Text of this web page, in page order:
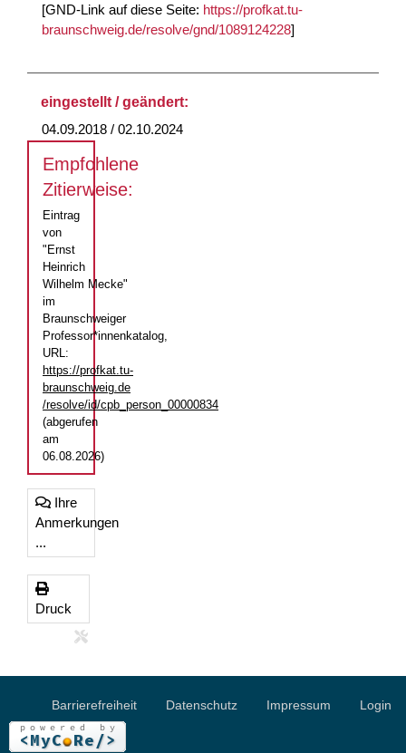
[GND-Link auf diese Seite: https://profkat.tu-
braunschweig.de/resolve/gnd/1089124228]
eingestellt / geändert:
04.09.2018 / 02.10.2024
Empfohlene
Zitierweise:
Eintrag
von
"Ernst
Heinrich
Wilhelm Mecke"
im
Braunschweiger
Professor*innenkatalog,
URL:
https://profkat.tu-
braunschweig.de
/resolve/id/cpb_person_00000834
(abgerufen
am
06.08.2026)
Ihre
Anmerkungen
...
Druck
Barrierefreiheit Datenschutz Impressum Login